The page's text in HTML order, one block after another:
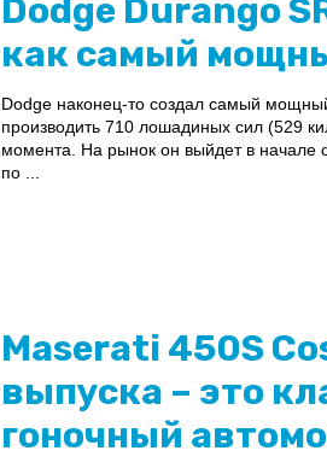
Dodge Durango
как самый
Dodge наконец-то создал самый
производить 710 лошадиных сил (529
момента. На рынок он выйдет в начале
по ...
Maserati 450S
выпуска – это
гоночный